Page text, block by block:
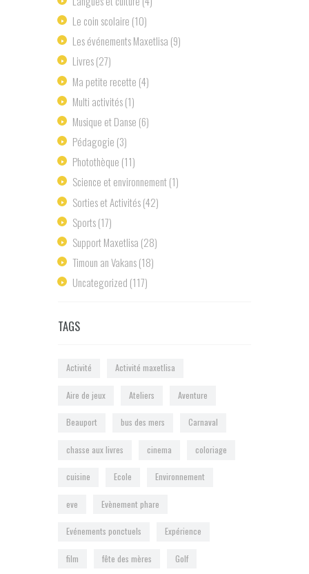
Le coin scolaire (10)
Les événements Maxetlisa (9)
Livres(27)
Ma petite recette (4)
Multi activités(1)
Musique et Danse (6)
Pédagogie (3)
Photothèque (11)
Science et environnement(1)
Sorties et Activités(42)
Sports(17)
Support Maxetlisa (28)
Timoun an Vakans(18)
Uncategorized (117)
TAGS
Activité Activité maxetlisa
Aire de jeux Ateliers Aventure
Beauport bus des mers Carnaval
chasse aux livres cinema coloriage
cuisine Ecole Environnement
eve Evènement phare
Evénements ponctuels Expérience
film fête des mères Golf